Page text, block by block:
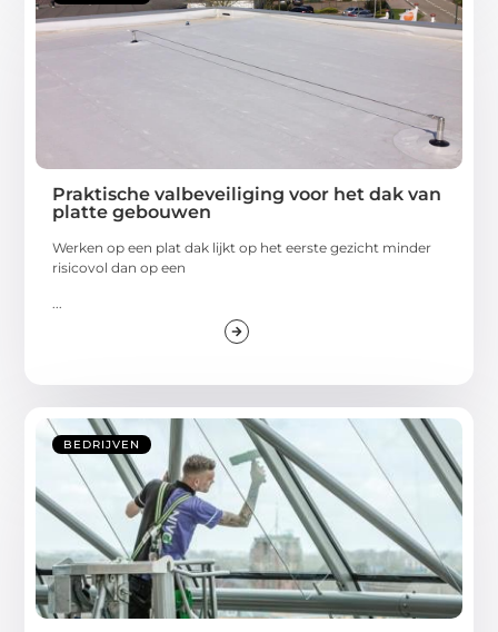
Praktische valbeveiliging voor het dak van
platte gebouwen
Werken op een plat dak lijkt op het eerste gezicht minder
risicovol dan op een
...
BEDRIJVEN